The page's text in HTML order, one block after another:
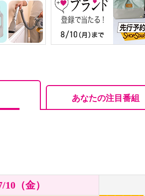
あなたの注目番組
10（金）